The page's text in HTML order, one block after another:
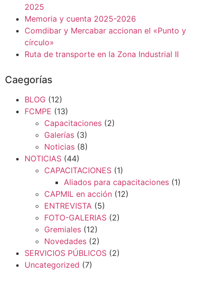
2025
Memoria y cuenta 2025-2026
Comdibar y Mercabar accionan el «Punto y
círculo»
Ruta de transporte en la Zona Industrial II
Caegorías
BLOG (12)
FCMPE (13)
Capacitaciones (2)
Galerías (3)
Noticias (8)
NOTICIAS (44)
CAPACITACIONES (1)
Aliados para capacitaciones (1)
CAPMIL en acción (12)
ENTREVISTA (5)
FOTO-GALERIAS (2)
Gremiales (12)
Novedades (2)
SERVICIOS PÚBLICOS (2)
Uncategorized (7)